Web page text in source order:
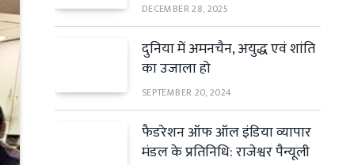
DECEMBER 28, 2025
दुनिया में अमनचैन, अयुद्ध एवं शांति
का उजाला हो
SEPTEMBER 20, 2024
फैडरेशन ऑफ ऑल इंडिया व्यापार
मंडल के प्रतिनिधि: राजेश्वर पैन्यूली